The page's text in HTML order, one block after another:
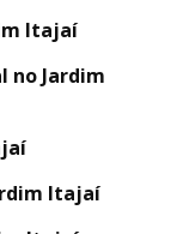
Itajaí
no Jardim
Itajaí